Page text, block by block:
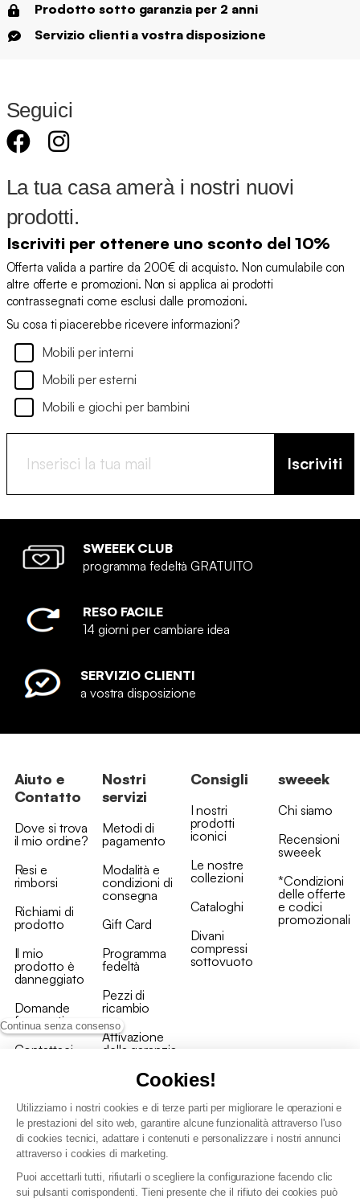
Continua senza consenso
Cookies!
Utilizziamo i nostri cookies e di terze parti per migliorare le operazioni e
le prestazioni del sito web, garantire alcune funzionalità attraverso l'uso
di cookies tecnici, adattare i contenuti e personalizzare i nostri annunci
attraverso i cookies di marketing.
Puoi accettarli tutti, rifiutarli o scegliere la configurazione facendo clic
sui pulsanti corrispondenti. Tieni presente che il rifiuto dei cookies può
Prodotto sotto garanzia per 2 anni
Servizio clienti a vostra disposizione
Seguici
La tua casa amerà i nostri nuovi
prodotti.
Iscriviti per ottenere uno sconto del 10%
Offerta valida a partire da 200€ di acquisto. Non cumulabile con
altre offerte e promozioni. Non si applica ai prodotti
contrassegnati come esclusi dalle promozioni.
Su cosa ti piacerebbe ricevere informazioni?
Mobili per interni
Mobili per esterni
Mobili e giochi per bambini
Iscriviti
SWEEEK CLUB
programma fedeltà GRATUITO
RESO FACILE
14 giorni per cambiare idea
SERVIZIO CLIENTI
a vostra disposizione
Aiuto e
Contatto
Dove si trova
il mio ordine?
Resi e
rimborsi
Richiami di
prodotto
Il mio
prodotto è
danneggiato
Domande
frequenti
Contattaci
Nostri
servizi
Metodi di
pagamento
Modalità e
condizioni di
consegna
Gift Card
Programma
fedeltà
Pezzi di
ricambio
Attivazione
della garanzia
Consigli
I nostri
prodotti
iconici
Le nostre
collezioni
Cataloghi
Divani
compressi
sottovuoto
sweeek
Chi siamo
Recensioni
sweeek
*Condizioni
delle offerte
e codici
promozionali
Condizioni generali vendita
Politica di gestione dei dati personali e dei cookie